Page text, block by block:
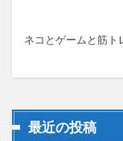
ネコとゲームと筋ト
最近の投稿